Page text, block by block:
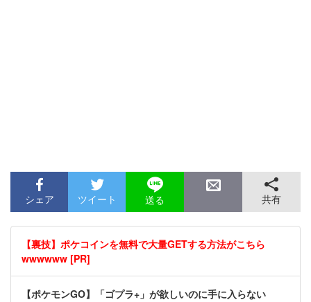
シェア ツイート 送る 共有
【裏技】ポケコインを無料で大量GETする方法がこちら
wwwwww [PR]
【ポケモンGO】「ゴプラ+」が欲しいのに手に入らない